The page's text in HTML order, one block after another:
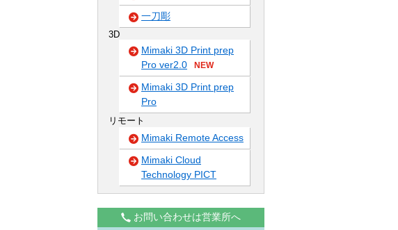
一刀彫
3D
Mimaki 3D Print prep
Pro ver2.0
NEW
Mimaki 3D Print prep
Pro
リモート
Mimaki Remote Access
Mimaki Cloud
Technology PICT
お問い合わせは営業所へ